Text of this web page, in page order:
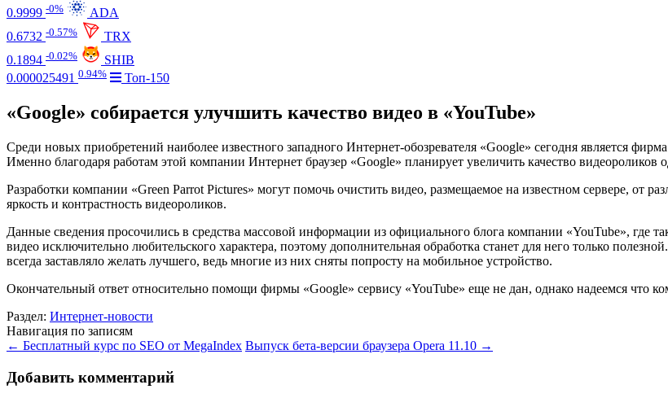
0.9999 -0%
ADA
0.6732 -0.57%
TRX
0.1894 -0.02%
SHIB
0.000025491 0.94% Топ-150
«Google» собирается улучшить качество видео в «YouTube»
Среди новых приобретений наиболее известного западного Интернет-обозревателя «Google» сегодня является
Именно благодаря работам этой компании Интернет браузер «Google» планирует увеличить качество
Разработки компании «Green Parrot Pictures» могут помочь очистить видео, размещаемое на известном сервере, от
яркость и контрастность видеороликов.
Данные сведения просочились в средства массовой информации из официального блога компании «YouTube», где
видео исключительно любительского характера, поэтому дополнительная обработка станет для него только
всегда заставляло желать лучшего, ведь многие из них сняты попросту на мобильное устройство.
Окончательный ответ относительно помощи фирмы «Google» сервису «YouTube» еще не дан, однако надеемся что
Раздел: Интернет-новости
Навигация по записям
← Бесплатный курс по SEO от MegaIndex Выпуск бета-версии браузера Opera 11.10 →
Добавить комментарий